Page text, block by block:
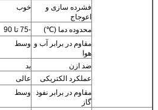
فشرده سازی و
اعوجاج
خوب
محدوده دما (℃) -75 تا 90
مقاوم در برابر آب و
هوا
وسط
ضد ازن بد
عملکرد الکتریکی
عالی
مقاوم در برابر نفوذ
گاز
وسط